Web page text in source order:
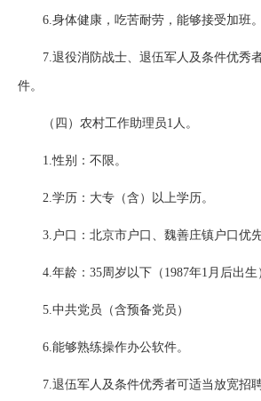
6.身体健康，吃苦耐劳，能够接受加班。
7.退役消防战士、退伍军人及条件优秀
件。
（四）农村工作助理员1人。
1.性别：不限。
2.学历：大专（含）以上学历。
3.户口：北京市户口、魏善庄镇户口优先
4.年龄：35周岁以下（1987年1月后出生
5.中共党员（含预备党员）
6.能够熟练操作办公软件。
7.退伍军人及条件优秀者可适当放宽招聘